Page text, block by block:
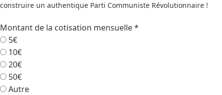
construire un authentique Parti Communiste Révolutionnaire !
Montant de la cotisation mensuelle*
5€
10€
20€
50€
Autre